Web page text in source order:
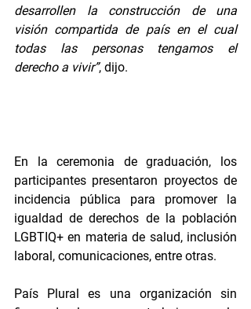
desarrollen la construcción de una
visión compartida de país en el cual
todas las personas tengamos el
derecho a vivir”, dijo.
En la ceremonia de graduación, los
participantes presentaron proyectos de
incidencia pública para promover la
igualdad de derechos de la población
LGBTIQ+ en materia de salud, inclusión
laboral, comunicaciones, entre otras.
País Plural es una organización sin